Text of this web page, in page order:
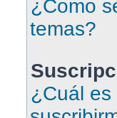
¿Como
temas?
¿Cuál es